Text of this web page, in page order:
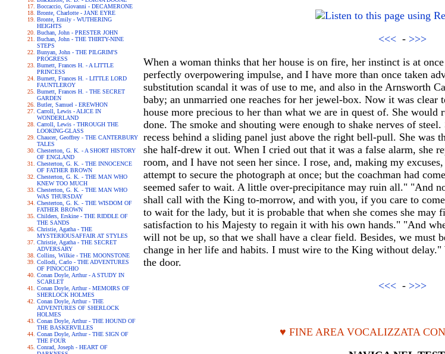
Boccaccio, Giovanni - DECAMERONE
Bronte, Charlotte - JANE EYRE
Bronte, Emily - WUTHERING
HEIGHTS
Buchan, John - PRESTER JOHN
Buchan, John - THE THIRTY-NINE
STEPS
Bunyan, John - THE PILGRIM'S
PROGRESS
Burnett, Frances H. - A LITTLE
PRINCESS
Burnett, Frances H. - LITTLE LORD
FAUNTLEROY
Burnett, Frances H. - THE SECRET
GARDEN
Butler, Samuel - EREWHON
Carroll, Lewis - ALICE IN
WONDERLAND
Carroll, Lewis - THROUGH THE
LOOKING-GLASS
Chaucer, Geoffrey - THE CANTERBURY
TALES
Chesterton, G. K. - A SHORT HISTORY
OF ENGLAND
Chesterton, G. K. - THE INNOCENCE
OF FATHER BROWN
Chesterton, G. K. - THE MAN WHO
KNEW TOO MUCH
Chesterton, G. K. - THE MAN WHO
WAS THURSDAY
Chesterton, G. K. - THE WISDOM OF
FATHER BROWN
Childers, Erskine - THE RIDDLE OF
THE SANDS
Christie, Agatha - THE
MYSTERIOUSAFFAIR AT STYLES
Christie, Agatha - THE SECRET
ADVERSARY
Collins, Wilkie - THE MOONSTONE
Collodi, Carlo - THE ADVENTURES
OF PINOCCHIO
Conan Doyle, Arthur - A STUDY IN
SCARLET
Conan Doyle, Arthur - MEMOIRS OF
SHERLOCK HOLMES
Conan Doyle, Arthur - THE
ADVENTURES OF SHERLOCK
HOLMES
Conan Doyle, Arthur - THE HOUND OF
THE BASKERVILLES
Conan Doyle, Arthur - THE SIGN OF
THE FOUR
Conrad, Joseph - HEART OF
<<< - >>>
When a woman thinks that her house is on fire, her instinct is at
perfectly overpowering impulse, and I have more than once taken
substitution scandal it was of use to me, and also in the Arnsworth
baby; an unmarried one reaches for her jewel-box. Now it was
house more precious to her than what we are in quest of. She
done. The smoke and shouting were enough to shake nerves of
recess behind a sliding panel just above the right bell-pull. She was
she half-drew it out. When I cried out that it was a false alarm, she
room, and I have not seen her since. I rose, and, making my
attempt to secure the photograph at once; but the coachman had
seemed safer to wait. A little over-precipitance may ruin all." "And
shall call with the King to-morrow, and with you, if you care to
to wait for the lady, but it is probable that when she comes she may
satisfaction to his Majesty to regain it with his own hands." "And
will not be up, so that we shall have a clear field. Besides, we must
change in her life and habits. I must wire to the King without delay."
the door.
<<< - >>>
♥ FINE AREA VOCALIZZATA